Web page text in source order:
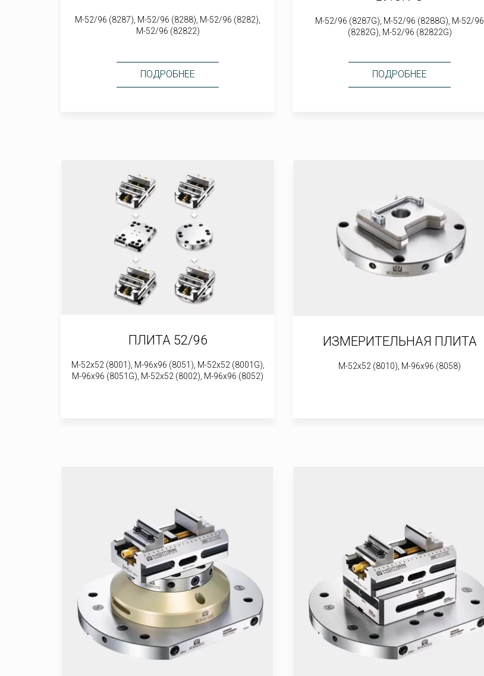
M-52/96 (8287), M-52/96 (8288), M-52/96 (8282),
M-52/96 (82822)
ПОДРОБНЕЕ
M-52/96 (8287G), M-52/96 (8288G), M-52/96
(8282G), M-52/96 (82822G)
ПОДРОБНЕЕ
ПЛИТА 52/96
M-52x52 (8001), M-96x96 (8051), M-52x52 (8001G),
M-96x96 (8051G), M-52x52 (8002), M-96x96 (8052)
ИЗМЕРИТЕЛЬНАЯ ПЛИТА
M-52x52 (8010), M-96x96 (8058)